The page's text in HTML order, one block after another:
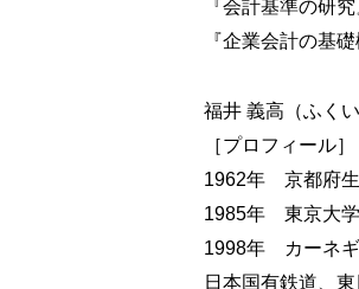
１ はじめに：会計
２ 市場均衡をベン
４ 市場均衡をベン
５ 期待フローが確
６ Variable Income
７ おわりに
第6章 配当割引
１ はじめに
『会計基準の研
『企業会計の基
福井 義高（ふく
［プロフィール］
1962年 京都府
1985年 東京大
1998年 カーネギ
日本国有鉄道、